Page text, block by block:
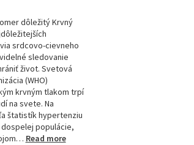
dôležitý Krvný
srdcovo-cievneho
sledovanie
život. Svetová
(WHO)
krvným tlakom trpí
na svete. Na
štatistík hypertenziu
dospelej populácie,
Read more: